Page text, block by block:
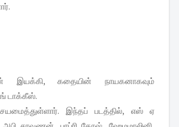
இயக்கி, கதையின் நாயகனாகவும்
டாக்கீஸ்.
இந்தப் படத்தில், எஸ் ஏ